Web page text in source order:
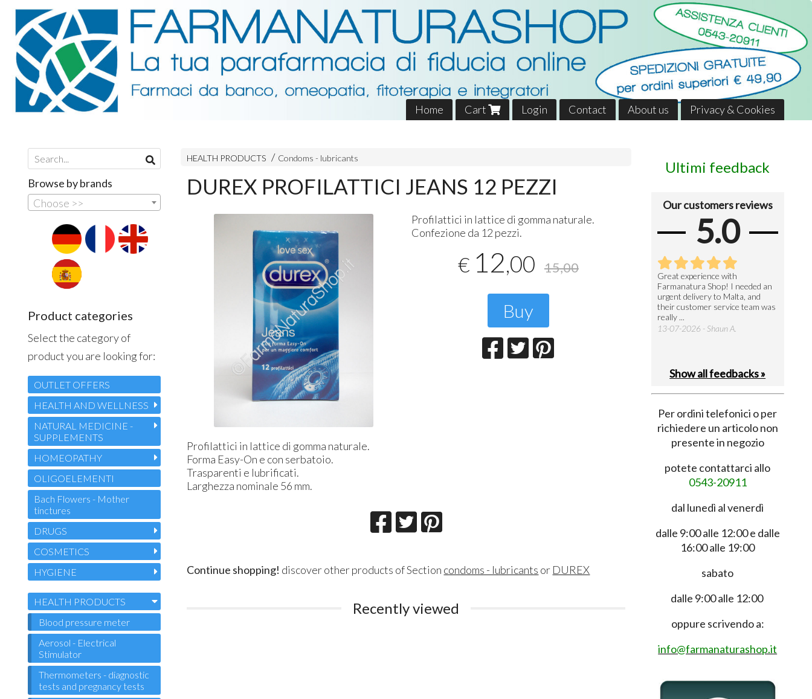
Home Cart Login Contact About us Privacy & Cookies
HEALTH PRODUCTS Condoms - lubricants
DUREX PROFILATTICI JEANS 12 PEZZI
Profilattici in lattice di gomma naturale.
Confezione da 12 pezzi.
€ 12,00 15,00
Buy
Profilattici in lattice di gomma naturale.
Forma Easy-On e con serbatoio.
Trasparenti e lubrificati.
Larghezza nominale 56 mm.
Continue shopping! discover other products of Section condoms - lubricants or DUREX
Recently viewed
Browse by brands
Choose >>
Product categories
Select the category of
product you are looking for:
OUTLET OFFERS
HEALTH AND WELLNESS
NATURAL MEDICINE -
SUPPLEMENTS
HOMEOPATHY
OLIGOELEMENTI
Bach Flowers - Mother
tinctures
DRUGS
COSMETICS
HYGIENE
HEALTH PRODUCTS
Blood pressure meter
Aerosol - Electrical
Stimulator
Thermometers - diagnostic
tests and pregnancy tests
Ultimi feedback
Our customers reviews
5.0
Tutto perfetto
Great experience with
Farmanatura Shop! I needed an
urgent delivery to Malta, and
their customer service team was
really ...
13-07-2026 - Shaun A.
Show all feedbacks »
Per ordini telefonici o per
richiedere un articolo non
presente in negozio
potete contattarci allo
0543-20911
dal lunedì al venerdì
dalle 9:00 alle 12:00 e dalle
16:00 alle 19:00
sabato
dalle 9:00 alle 12:00
oppure scrivendo a:
info@farmanaturashop.it